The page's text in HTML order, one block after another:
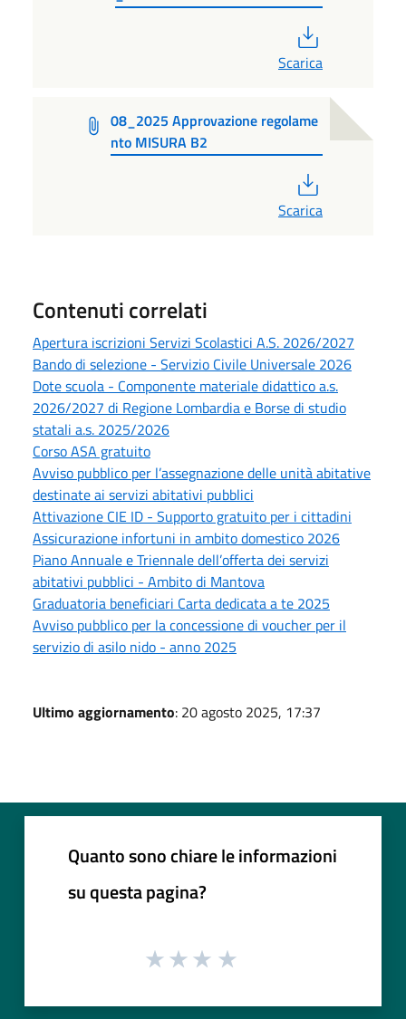
Scarica
08_2025 Approvazione regolame
nto MISURA B2
Scarica
Contenuti correlati
Apertura iscrizioni Servizi Scolastici A.S. 2026/2027
Bando di selezione - Servizio Civile Universale 2026
Dote scuola - Componente materiale didattico a.s.
2026/2027 di Regione Lombardia e Borse di studio
statali a.s. 2025/2026
Corso ASA gratuito
Avviso pubblico per l’assegnazione delle unità abitative
destinate ai servizi abitativi pubblici
Attivazione CIE ID - Supporto gratuito per i cittadini
Assicurazione infortuni in ambito domestico 2026
Piano Annuale e Triennale dell’offerta dei servizi
abitativi pubblici - Ambito di Mantova
Graduatoria beneficiari Carta dedicata a te 2025
Avviso pubblico per la concessione di voucher per il
servizio di asilo nido - anno 2025
Ultimo aggiornamento: 20 agosto 2025, 17:37
Quanto sono chiare le informazioni
su questa pagina?